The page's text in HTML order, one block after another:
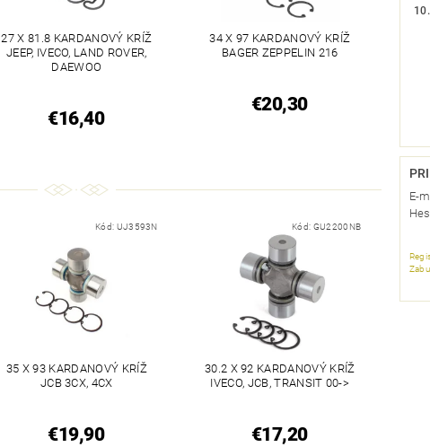
27 X 81.8 KARDANOVÝ KRÍŽ
JEEP, IVECO, LAND ROVER,
DAEWOO
€16,40
34 X 97 KARDANOVÝ KRÍŽ
BAGER ZEPPELIN 216
€20,30
Kód: UJ3593N
35 X 93 KARDANOVÝ KRÍŽ
JCB 3CX, 4CX
€19,90
Kód: GU2200NB
30.2 X 92 KARDANOVÝ KRÍŽ
IVECO, JCB, TRANSIT 00->
€17,20
E-